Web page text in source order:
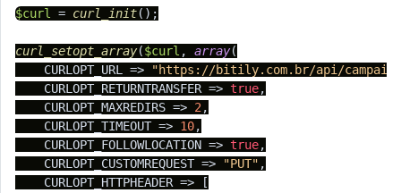
$curl = curl_init();
curl_setopt_array($curl , array(
    CURLOPT_URL =>
"https://bitily.com.br/api/
    CURLOPT_RETURNTRANSFER =>
true,
    CURLOPT_MAXREDIRS =>
2,
    CURLOPT_TIMEOUT =>
10,
    CURLOPT_FOLLOWLOCATION =>
true,
    CURLOPT_CUSTOMREQUEST =>
"PUT" ,
    CURLOPT_HTTPHEADER => [